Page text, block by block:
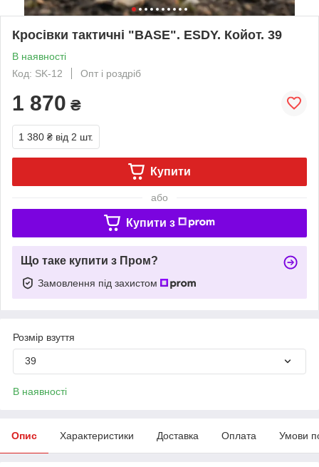
Кросівки тактичні "BASE". ESDY. Койот. 39
В наявності
Код: SK-12
Опт і роздріб
1 870 ₴
1 380 ₴ від 2 шт.
Купити
або
Купити з
Що таке купити з Пром?
Замовлення під захистом
Розмір взуття
39
В наявності
Опис Характеристики Доставка Оплата Умови